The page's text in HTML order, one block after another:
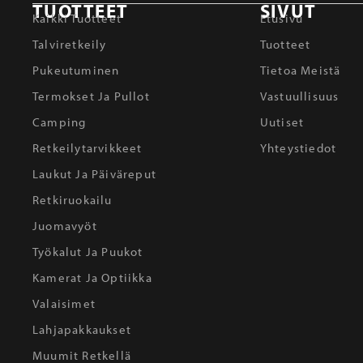
TUOTTEET
Kaikki Tuotteet
Talviretkeily
Pukeutuminen
Termokset Ja Pullot
Camping
Retkeilytarvikkeet
Laukut Ja Päiväreput
Retkiruokailu
Juomavyöt
Työkalut Ja Puukot
Kamerat Ja Optiikka
Valaisimet
Lahjapakkaukset
Muumit Retkellä
SIVUT
Etusivu
Tuotteet
Tietoa Meistä
Vastuullisuus
Uutiset
Yhteystiedot